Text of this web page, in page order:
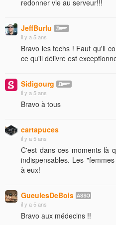
redonner vie au serveur!!!
JeffBurlu
il y a 5 ans
Bravo les techs ! Faut qu'il
ce qu'il délivre est
Sidigourg
il y a 5 ans
Bravo à tous
cartapuces
il y a 5 ans
C'est dans ces moments là
indispensables. Les
à eux!
GueulesDeBois
il y a 5 ans
Bravo aux médecins !!